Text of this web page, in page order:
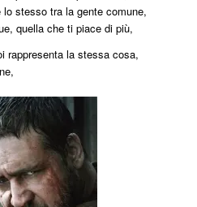
stesso tra la gente comune,
quella che ti piace di più,
rappresenta la stessa cosa,